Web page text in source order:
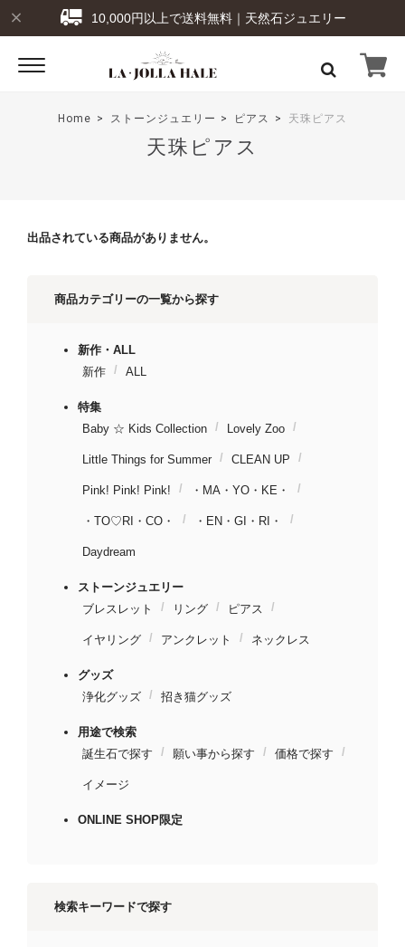
10,000円以上で送料無料｜天然石ジュエリー
Home ストーンジュエリー ピアス 天珠ピアス
天珠ピアス
出品されている商品がありません。
商品カテゴリーの一覧から探す
新作・ALL
新作
ALL
特集
Baby ☆ Kids Collection
Lovely Zoo
Little Things for Summer CLEAN UP
Pink! Pink! Pink! ・MA・YO・KE・
・TO♡RI・CO・ ・EN・GI・RI・
Daydream
ストーンジュエリー
ブレスレット
リング ピアス
イヤリング アンクレット ネックレス
グッズ
浄化グッズ
招き猫グッズ
用途で検索
誕生石で探す
願い事から探す 価格で探す
イメージ
ONLINE SHOP限定
検索キーワードで探す